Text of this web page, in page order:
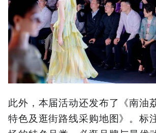
此外，本届活动还发布了《南油
特色及逛街路线采购地图》。标